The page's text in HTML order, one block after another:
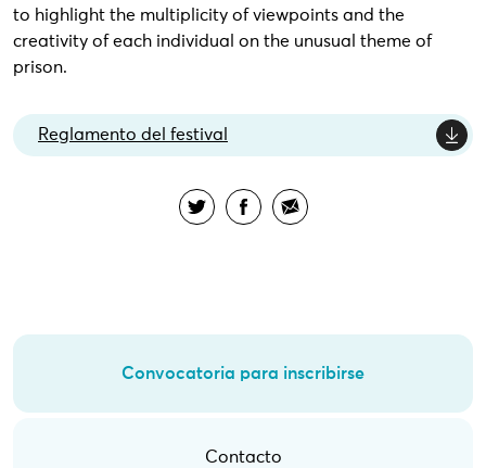
to highlight the multiplicity of viewpoints and the
creativity of each individual on the unusual theme of
prison.
Reglamento del festival
Convocatoria para inscribirse
Contacto